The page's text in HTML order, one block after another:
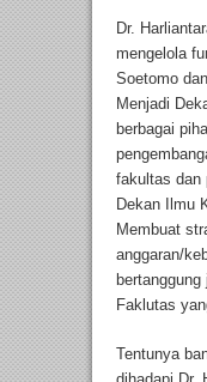
Dr.
mengelola
Soetomo
Menjadi
berbagai
fakultas dan
Dekan Ilmu
Membuat
anggaran/
Faklutas
Tentunya